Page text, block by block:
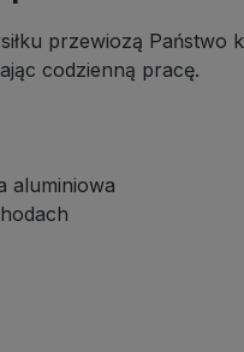
natomiast szare,
koła z
przewiozą
codzienną pracę.
aluminiowa